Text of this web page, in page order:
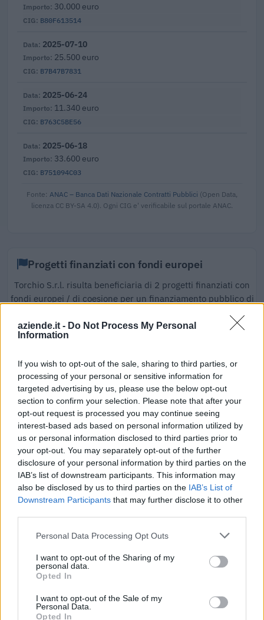
aziende.it - Do Not Process My Personal
Information
If you wish to opt-out of the sale, sharing to third parties, or
processing of your personal or sensitive information for
targeted advertising by us, please use the below opt-out
section to confirm your selection. Please note that after your
opt-out request is processed you may continue seeing
interest-based ads based on personal information utilized by
us or personal information disclosed to third parties prior to
your opt-out. You may separately opt-out of the further
disclosure of your personal information by third parties on the
IAB’s list of downstream participants. This information may
also be disclosed by us to third parties on the IAB’s List of
Downstream Participants that may further disclose it to other
Personal Data Processing Opt Outs
I want to opt-out of the Sharing of my
personal data.
Opted In
I want to opt-out of the Sale of my
Personal Data.
Opted In
B80F613514
30.000 euro
B7B47B7831
2025-07-10
25.500 euro
B763C5BE56
2025-06-24
11.340 euro
B751094C03
2025-06-18
33.600 euro
Fonte: ANAC – Banca Dati Nazionale Contratti Pubblici (Open Data,
licenza CC BY-SA 4.0). Ogni CIG e' verificabile sul portale ANAC.
Progetti finanziati con fondi europei
Torchio S.r.l. risulta beneficiaria di 2 progetti finanziati con
fondi europei / di coesione per un finanziamento pubblico di
(0150000281) MIGLIORAMENTO ED
INSERIMENTO DI AUTOSPAZZATRICE STRADALE E
AUTOMEZZI PER LA RACCOLTA DIFFERENZIATA
Ciclo di programmazione 2007-2013
103.500 euro
(0150000151) MIGLIORAMENTO E
INNOVAZIONE DEL CICLO PRODUTTIVO MEDIANTE
INSERIMENTO DI COMPATTATORE A MONOPALA
ARTICOLATA ZENIT 25
Ciclo di programmazione 2007-2013
52.500 euro
Fonte:OpenCoesione(Open Data, licenza CC BY 4.0). Ogni progetto e'
verificabile sul portale OpenCoesione. Dati aggiornati al 2026-08-09.
Aiuti di Stato e contributi pubblici
Torchio S.r.l. risulta beneficiaria di 13 aiuti o contributi
pubblici per un totale di 3.115.787 euro (2020–2025).